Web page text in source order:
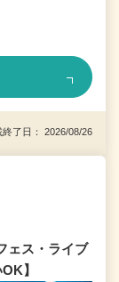
了日： 2026/08/26
ェス・ライブ
】